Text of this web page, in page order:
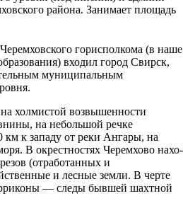
района. Занимает площадь
горисполкома (в наше
входил город Свирск,
муници­пальным
холмистой возвышенности
на неболь­шой речке
к западу от реки Ангары, на
В окрестностях Черемхово нахо­
(отработанных и
и лесные зем­ли. В черте
— следы бывшей шахтной